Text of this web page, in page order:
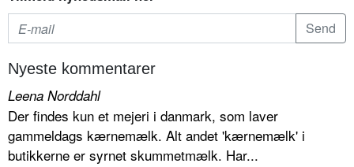
Nyeste kommentarer
Leena Norddahl
Der findes kun et mejeri i danmark, som laver
gammeldags kærnemælk. Alt andet 'kærnemælk' i
butikkerne er syrnet skummetmælk. Har...